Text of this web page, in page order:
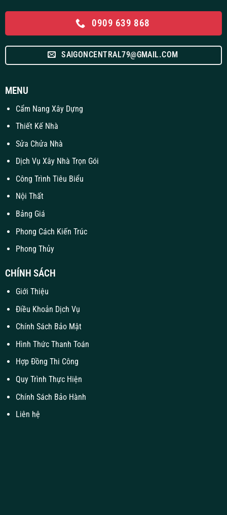
0909 639 868
SAIGONCENTRAL79@GMAIL.COM
MENU
Cẩm Nang Xây Dựng
Thiết Kế Nhà
Sửa Chửa Nhà
Dịch Vụ Xây Nhà Trọn Gói
Công Trình Tiêu Biểu
Nội Thất
Bảng Giá
Phong Cách Kiến Trúc
Phong Thủy
CHÍNH SÁCH
Giới Thiệu
Điều Khoản Dịch Vụ
Chính Sách Bảo Mật
Hình Thức Thanh Toán
Hợp Đồng Thi Công
Quy Trình Thực Hiện
Chính Sách Bảo Hành
Liên hệ